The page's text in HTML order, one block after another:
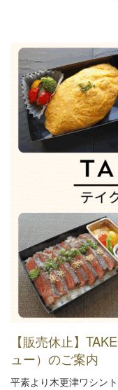
【販売休止】
ュー）のご案内
平素より木更津ワシン